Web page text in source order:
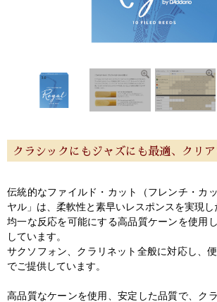
クラシックにもジャズにも最適、クリ
伝統的なファイルド・カット（フレンチ・カ
ヤル」は、柔軟性と素早いレスポンスを実現し
均一な反応を可能にする高品質ケーンを使用
しています。
サクソフォン、クラリネット全般に対応し、
でご提供しています。
高品質なケーンを使用、安定した品質で、ク
サポート
特定商取引法 プライバ